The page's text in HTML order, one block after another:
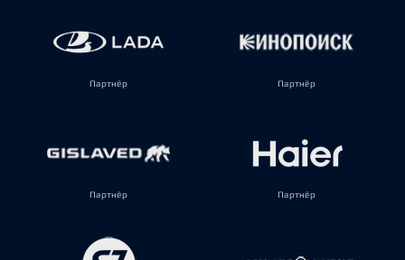
Партнёр Партнёр
Партнёр Партнёр